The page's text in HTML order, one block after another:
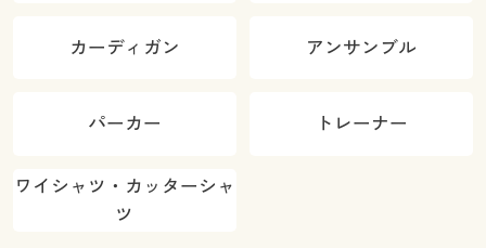
カーディガン アンサンブル
パーカー トレーナー
ワイシャツ・カッターシャ
ツ